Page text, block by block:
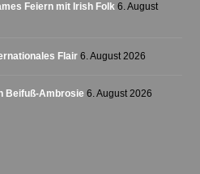
Feiern mit Irish Folk 6. August
Flair 6. August 2026
Beifuß-Ambrosie 6. August 2026